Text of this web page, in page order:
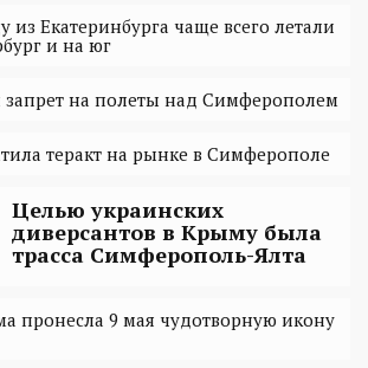
Екатеринбурга чаще всего летали
и на юг
на полеты над Симферополем
теракт на рынке в Симферополе
Целью украинских
диверсантов в Крыму была
трасса Симферополь-Ялта
пронесла 9 мая чудотворную икону